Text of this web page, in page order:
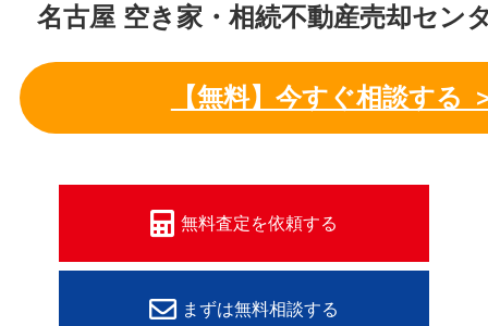
名古屋 空き家・相続不動産売却セン
【無料】今すぐ相談する
無料査定を依頼する
まずは無料相談する